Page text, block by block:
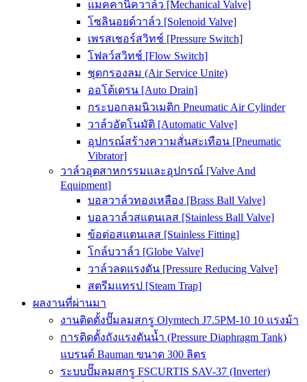
แมคคานิควาล์ว [Mechanical Valve]
โซลินอยด์วาล์ว [Solenoid Valve]
เพรสเชอร์สวิทช์ [Pressure Switch]
โฟลว์สวิทช์ [Flow Switch]
ชุดกรองลม (Air Service Unite)
ออโต้เดรน [Auto Drain]
กระบอกลมนิวเมติก Pneumatic Air Cylinder
วาล์วอัตโนมัติ [Automatic Valve]
อุปกรณ์สร้างความสั่นสะเทือน [Pneumatic
Vibrator]
วาล์วอุตสาหกรรมและอุปกรณ์ [Valve And
Equipment]
บอลวาล์วทองเหลือง [Brass Ball Valve]
บอลวาล์วสแตนเลส [Stainless Ball Valve]
ข้อต่อสแตนเลส [Stainless Fitting]
โกล์บวาล์ว [Globe Valve]
วาล์วลดแรงดัน [Pressure Reducing Valve]
สตรีมแทรป [Steam Trap]
ผลงานที่ผ่านมา
งานติดตั้งปั๊มลมสกรู Olymtech J7.5PM-10 10 แรงม้า
การติดตั้งถังแรงดันน้ำ (Pressure Diaphragm Tank)
แบรนด์ Bauman ขนาด 300 ลิตร
ระบบปั๊มลมสกรู FSCURTIS SAV-37 (Inverter)